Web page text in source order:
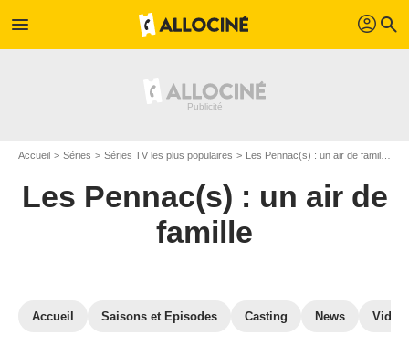
menu profil search
Accueil Séries Séries TV les plus populaires Les Pennac(s) : un air de famille
Les Pennac(s) : un air de
famille
Accueil Saisons et Episodes Casting News